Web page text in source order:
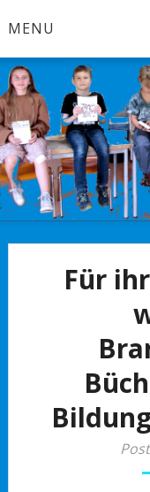
toMENU
Brandenburg an
Für